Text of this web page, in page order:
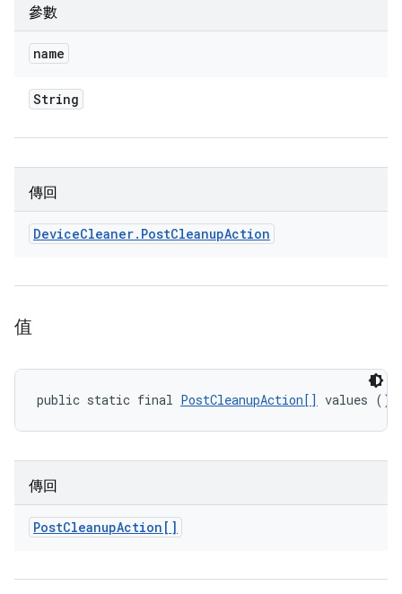
參數
name
String
傳回
DeviceCleaner. PostCleanupAction
值
public static final PostCleanupAction[] values ()
傳回
PostCleanupAction[]